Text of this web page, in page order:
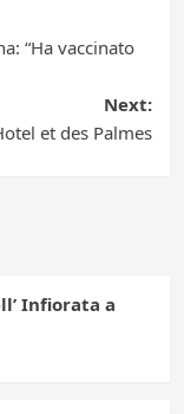
“Ha vaccinato
Next:
et des Palmes
Infiorata a